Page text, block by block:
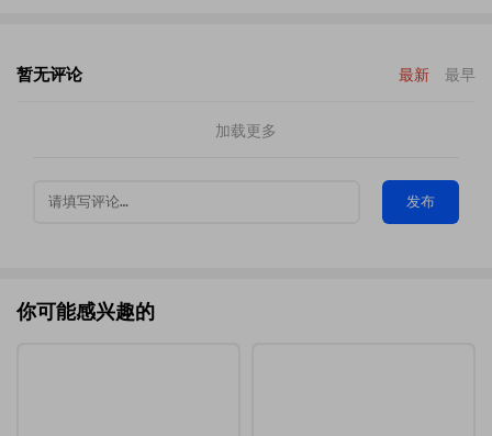
暂无评论 最新 最早
加载更多
发布
你可能感兴趣的